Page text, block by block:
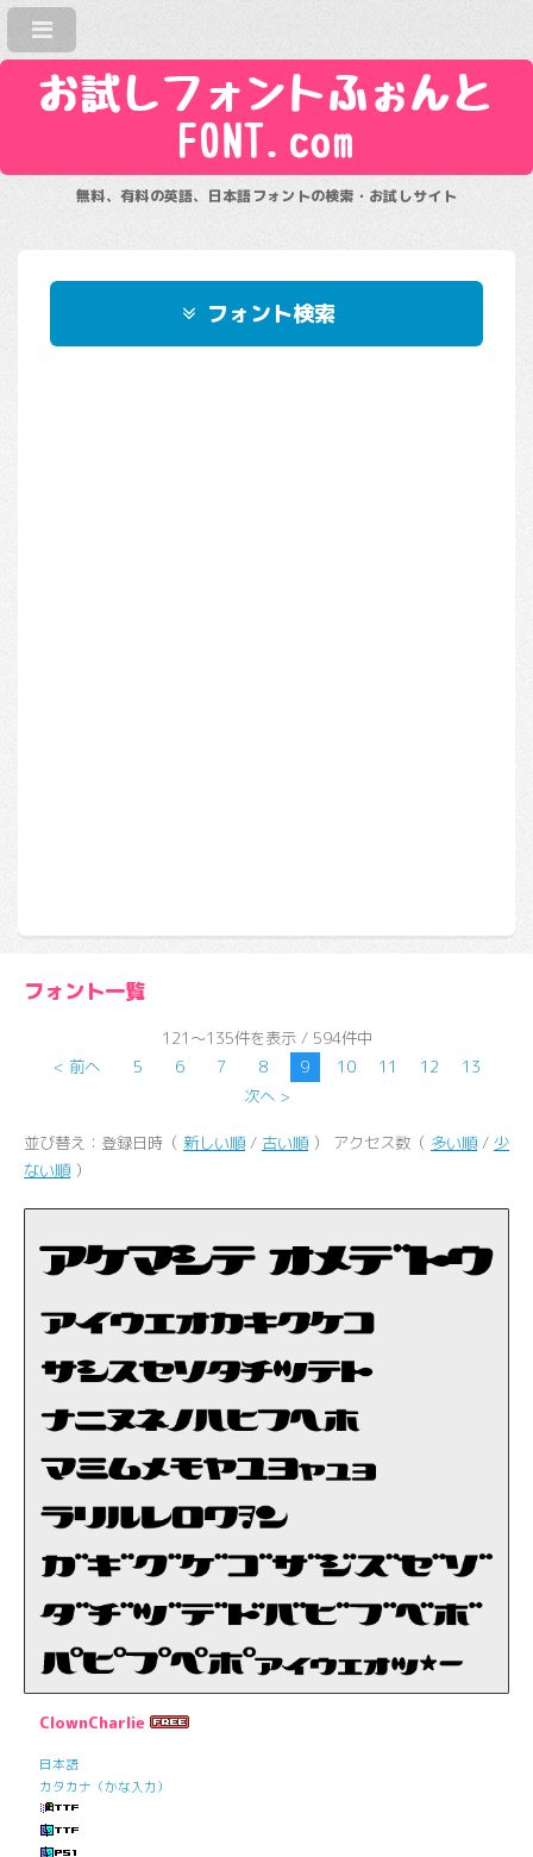
お試しフォントふぉんと
FONT.com
無料、有料の英語、日本語フォントの検索・お試しサイト
フォント検索
フォント一覧
121～135件を表示 / 594件中
< 前へ
5 6 7 8 9 10 11 12
13
次へ >
並び替え：登録日時（ 新しい順 / 古い順 ） アクセス数（ 多い順 / 少
ない順 ）
ClownCharlie
日本語
カタカナ（かな入力）